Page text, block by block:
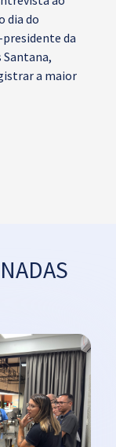
dia do
da
Santana,
a maior